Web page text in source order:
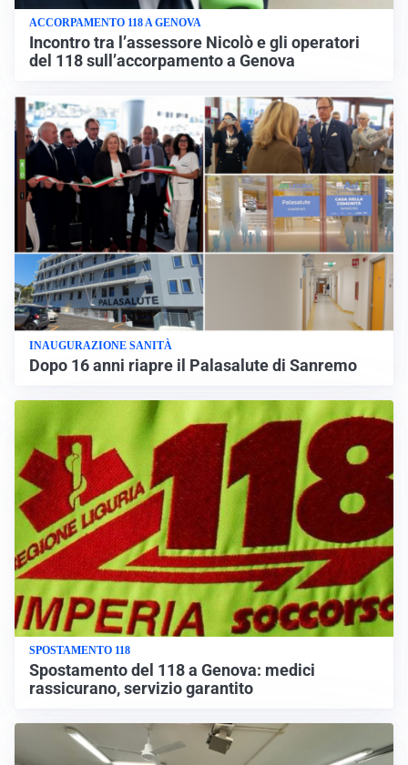
ACCORPAMENTO 118 A GENOVA
Incontro tra l’assessore Nicolò e gli operatori
del 118 sull’accorpamento a Genova
INAUGURAZIONE SANITÀ
Dopo 16 anni riapre il Palasalute di Sanremo
SPOSTAMENTO 118
Spostamento del 118 a Genova: medici
rassicurano, servizio garantito